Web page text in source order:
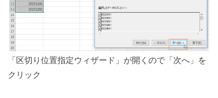
「区切り位置指定ウィザード」が開くので「次へ」を
クリック